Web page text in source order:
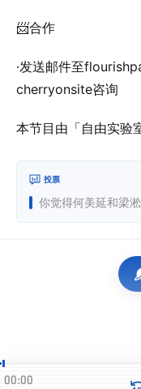
📨合作
·发送邮件至
cherryonsite咨询
本节目由「自由实验
投票
你觉得何美延和梁
00:00